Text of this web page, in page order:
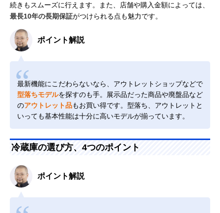
続きもスムーズに行えます。また、店舗や購入金額によっては、
最長10年の長期保証がつけられる点も魅力です。
ポイント解説
最新機能にこだわらないなら、アウトレットショップなどで
型落ちモデルを探すのも手。展示品だった商品や廃盤品など
のアウトレット品もお買い得です。型落ち、アウトレットと
いっても基本性能は十分に高いモデルが揃っています。
冷蔵庫の選び方、4つのポイント
ポイント解説